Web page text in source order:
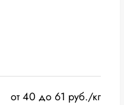
от 40 до 61 руб./кг